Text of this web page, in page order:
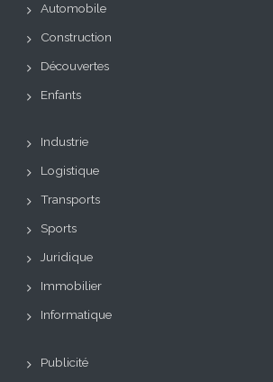
Automobile
Construction
Découvertes
Enfants
Industrie
Logistique
Transports
Sports
Juridique
Immobilier
Informatique
Publicité